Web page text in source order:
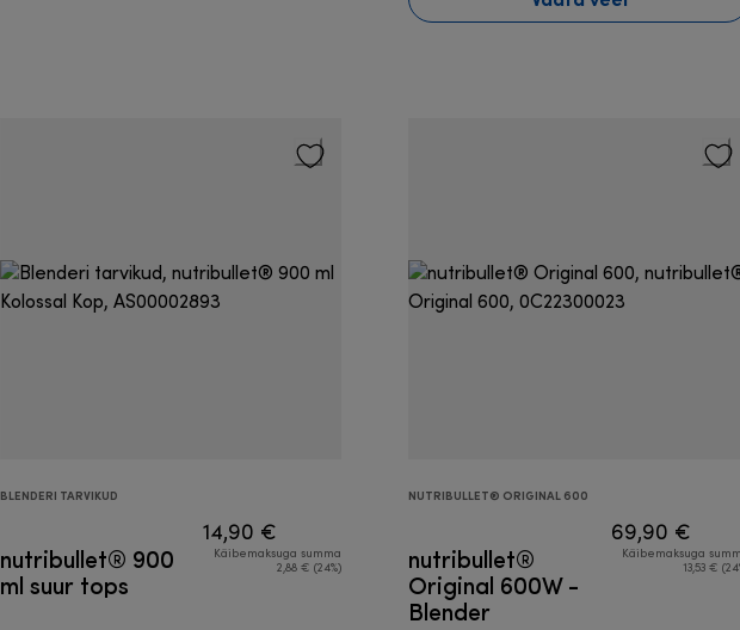
BLENDERI TARVIKUD
nutribullet® 900
ml suur tops
14,90 €
Käibemaksuga summa
2,88 € (24%)
NUTRIBULLET® ORIGINAL 600
nutribullet®
Original 600W -
Blender
69,90 €
Käibemaksuga
13,53 €